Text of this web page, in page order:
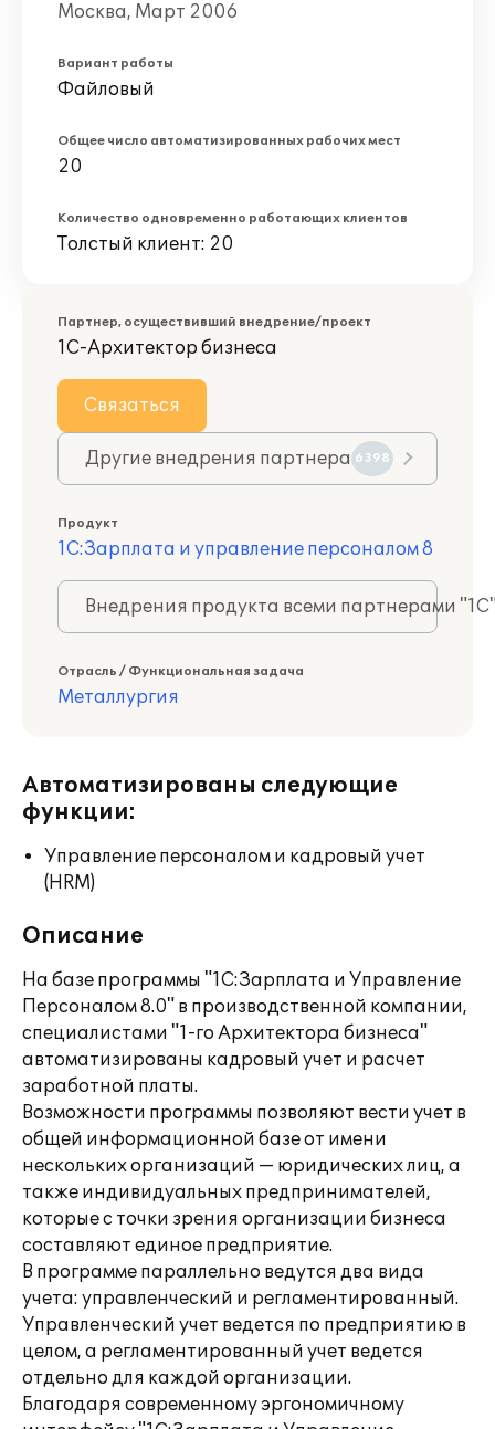
Москва, Март 2006
Вариант работы
Файловый
Общее число автоматизированных рабочих мест
20
Количество одновременно работающих клиентов
Толстый клиент: 20
Партнер, осуществивший внедрение/проект
1С-Архитектор бизнеса
Связаться
Другие внедрения партнера 6398
Продукт
1С:Зарплата и управление персоналом 8
Внедрения продукта всеми партнерами
Отрасль / Функциональная задача
Металлургия
Автоматизированы следующие
функции:
Управление персоналом и кадровый учет
(HRM)
Описание
На базе программы "1С:Зарплата и Управление
Персоналом 8.0" в производственной компании,
специалистами "1-го Архитектора бизнеса"
автоматизированы кадровый учет и расчет
заработной платы.
Возможности программы позволяют вести учет в
общей информационной базе от имени
нескольких организаций — юридических лиц, а
также индивидуальных предпринимателей,
которые с точки зрения организации бизнеса
составляют единое предприятие.
В программе параллельно ведутся два вида
учета: управленческий и регламентированный.
Управленческий учет ведется по предприятию в
целом, а регламентированный учет ведется
отдельно для каждой организации.
Благодаря современному эргономичному